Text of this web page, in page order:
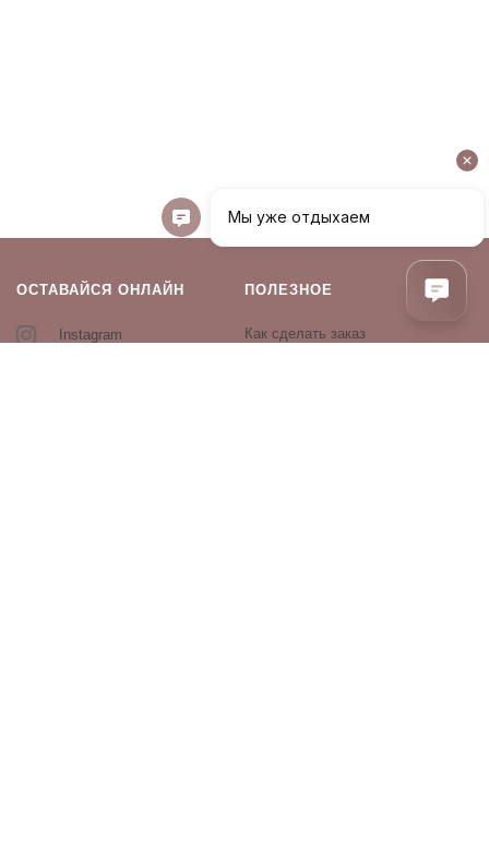
ОСТАВАЙСЯ ОНЛАЙН
Instagram
ПОЛЕЗНОЕ
Как сделать заказ